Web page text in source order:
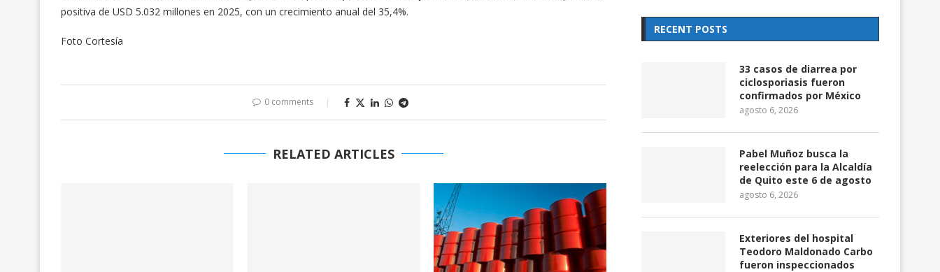
positiva de USD 5.032 millones en 2025, con un crecimiento anual del 35,4%.
Foto Cortesía
0 comments
RELATED ARTICLES
RECENT POSTS
33 casos de diarrea por
ciclosporiasis fueron
confirmados por México
agosto 6, 2026
Pabel Muñoz busca la
reelección para la Alcaldía
de Quito este 6 de agosto
agosto 6, 2026
Exteriores del hospital
Teodoro Maldonado Carbo
fueron inspeccionados